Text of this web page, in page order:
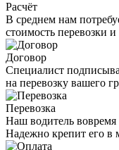
Расчёт
В среднем нам
стоимость перевозки
Договор
Специалист
на перевозку вашего
Перевозка
Наш водитель вовремя
Надежно крепит его в